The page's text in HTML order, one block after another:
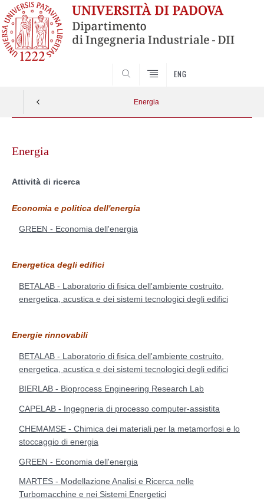
ENG
Energia
contentEnergia
Attività di ricerca
Economia e politica dell'energia
GREEN - Economia dell'energia
Energetica degli edifici
BETALAB - Laboratorio di fisica dell'ambiente costruito,
energetica, acustica e dei sistemi tecnologici degli edifici
Energie rinnovabili
BETALAB - Laboratorio di fisica dell'ambiente costruito,
energetica, acustica e dei sistemi tecnologici degli edifici
BIERLAB - Bioprocess Engineering Research Lab
CAPELAB - Ingegneria di processo computer-assistita
CHEMAMSE - Chimica dei materiali per la metamorfosi e lo
stoccaggio di energia
GREEN - Economia dell'energia
MARTES - Modellazione Analisi e Ricerca nelle
Turbomacchine e nei Sistemi Energetici